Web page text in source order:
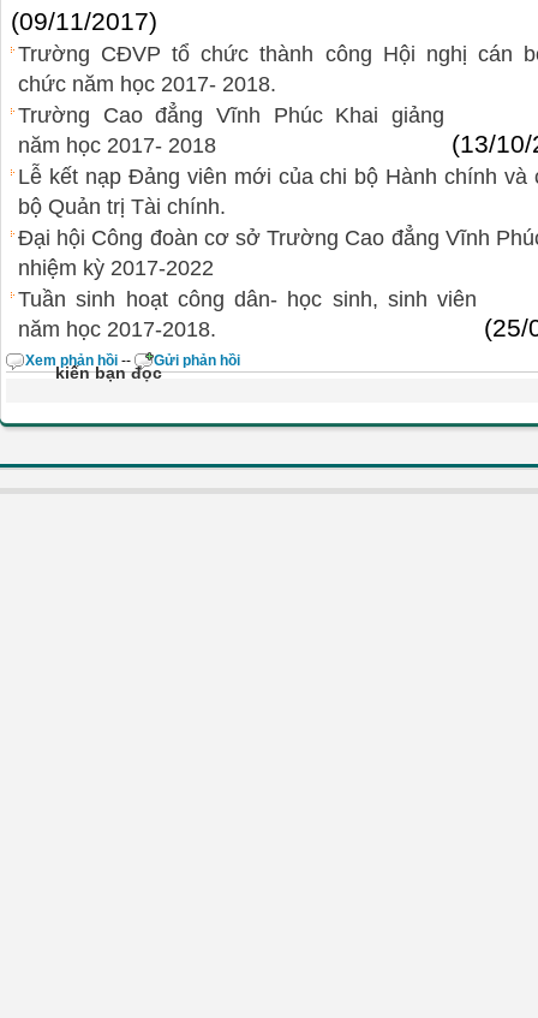
(09/11/2017)
Trường CĐVP tổ chức thành công Hội nghị cán
chức năm học 2017- 2018.
Trường Cao đẳng Vĩnh Phúc Khai giảng
năm học 2017- 2018
(13/
Lễ kết nạp Đảng viên mới của chi bộ Hành chính và
bộ Quản trị Tài chính.
Đại hội Công đoàn cơ sở Trường Cao đẳng Vĩnh
nhiệm kỳ 2017-2022
Tuần sinh hoạt công dân- học sinh, sinh viên
năm học 2017-2018.
(25/
kiến bạn đọc
Xem phản hồi -- Gửi phản hồi